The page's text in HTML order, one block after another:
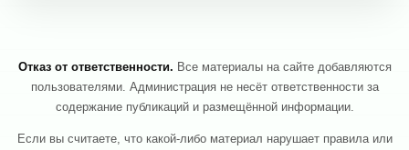
Отказ от ответственности. Все материалы на сайте добавляются
пользователями. Администрация не несёт ответственности за
содержание публикаций и размещённой информации.
Если вы считаете, что какой-либо материал нарушает правила или